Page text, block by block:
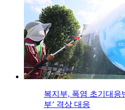
복지부, 폭염 초기대
부’ 격상 대응